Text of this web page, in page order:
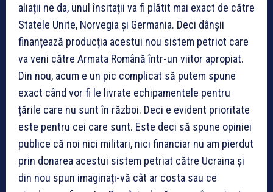
aliații ne da, unul însitații va fi plătit mai exact de către
Statele Unite, Norvegia și Germania. Deci dânșii
finanțează producția acestui nou sistem petriot care
va veni către Armata Română într-un viitor apropiat.
Din nou, acum e un pic complicat să putem spune
exact când vor fi le livrate echipamentele pentru
țările care nu sunt în război. Deci e evident prioritate
este pentru cei care sunt. Este deci să spune opiniei
publice că noi nici militari, nici financiar nu am pierdut
prin donarea acestui sistem petriat către Ucraina și
din nou spun imaginați-vă cât ar costa sau ce